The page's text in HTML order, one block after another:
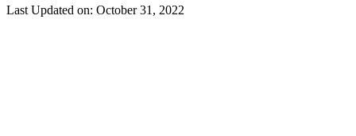
Last Updated on: October 31, 2022